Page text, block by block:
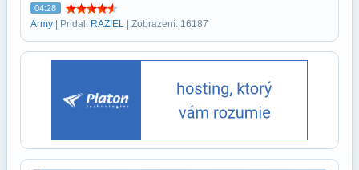
04:28
Army | Pridal: RAZIEL | Zobrazení: 16187